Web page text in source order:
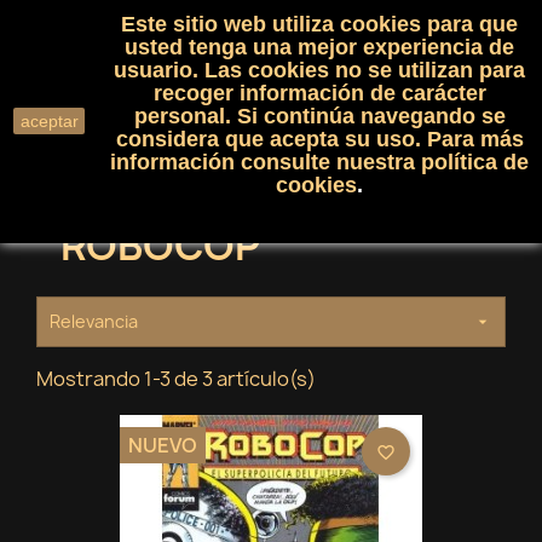
shopping_cart(0)

search
ROBOCOP
Relevancia 
Mostrando 1-3 de 3 artículo(s)
NUEVO favorite_border
aceptar
Este sitio web utiliza cookies para que
usted tenga una mejor experiencia de
usuario. Las cookies no se utilizan para
recoger información de carácter
personal. Si continúa navegando se
considera que acepta su uso. Para más
información consulte nuestra política de
cookies.